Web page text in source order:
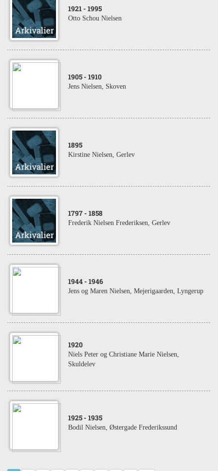
1921 - 1995
Otto Schou Nielsen
1905 - 1910
Jens Nielsen, Skoven
1895
Kirstine Nielsen, Gerlev
1797 - 1858
Frederik Nielsen Frederiksen, Gerlev
1944 - 1946
Jens og Maren Nielsen, Mejerigaarden, Lyngerup
1920
Niels Peter og Christiane Marie Nielsen,
Skuldelev
1925 - 1935
Bodil Nielsen, Østergade Frederikssund